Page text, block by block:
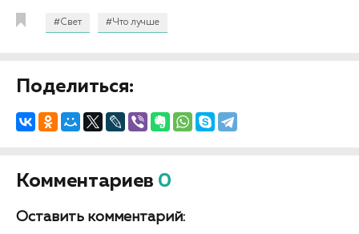
#Свет #Что лучше
Поделиться:
Комментариев 0
Оставить комментарий: